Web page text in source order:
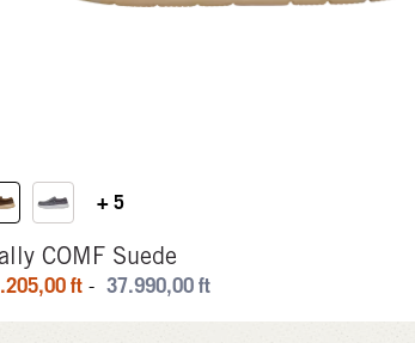
+ 5
COMF Suede
ft - 37.990,00ft